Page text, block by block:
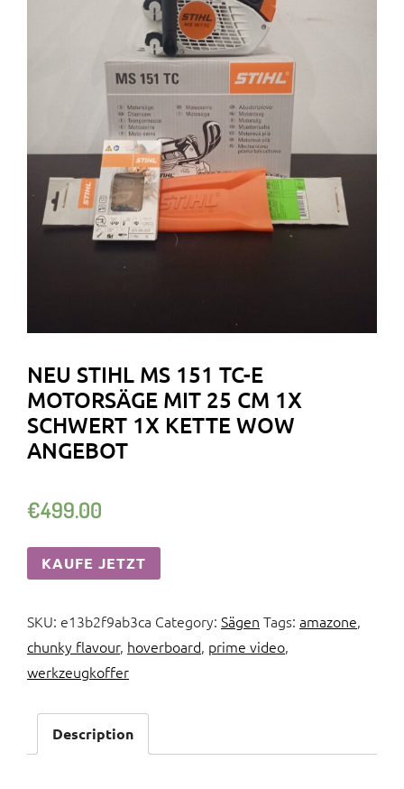
NEU STIHL MS 151 TC-E
MOTORSÄGE MIT 25 CM 1X
SCHWERT 1X KETTE WOW
ANGEBOT
€499.00
KAUFE JETZT
SKU: e13b2f9ab3ca Category: Sägen Tags: amazone,
chunky flavour, hoverboard, prime video,
werkzeugkoffer
Description